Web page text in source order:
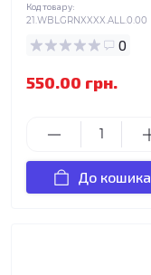
Код товару:
21.WBLGRNXXXX.ALL.0.00
0
550.00 грн.
До кошика